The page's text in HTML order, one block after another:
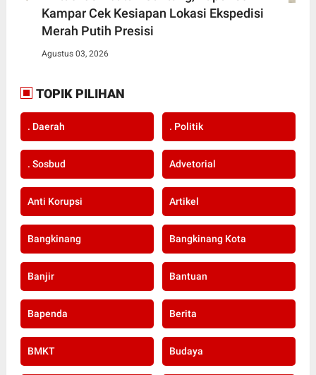
Kampar Cek Kesiapan Lokasi Ekspedisi
Merah Putih Presisi
Agustus 03, 2026
TOPIK PILIHAN
. Daerah . Politik
. Sosbud Advetorial
Anti Korupsi Artikel
Bangkinang Bangkinang Kota
Banjir Bantuan
Bapenda Berita
BMKT Budaya